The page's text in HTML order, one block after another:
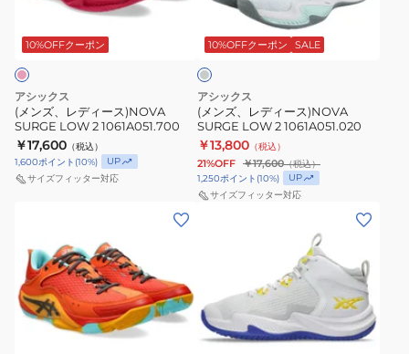
ス)NOVA
SURGE
LOW
2
1061A051.700
10%OFFクーポン
アシックス
(メンズ、レディース)NOVA
SURGE LOW 2 1061A051.700
￥17,600 （税込）
1,600ポイント (10%)
UP
サイズフィッター対応
ス)NOVA
SURGE
LOW
2
1061A051.020
10%OFFクーポン SALE
ラ
ト
ー アシックス
(メンズ、レディース)NOVA
SURGE LOW 2 1061A051.020
￥13,800 （税込）
21%OFF ￥17,600（税込）
1,250ポイント (10%)
UP
サイズフィッター対応
ズ、
レ
デ
ィ
GS
1064A017.102
ホ